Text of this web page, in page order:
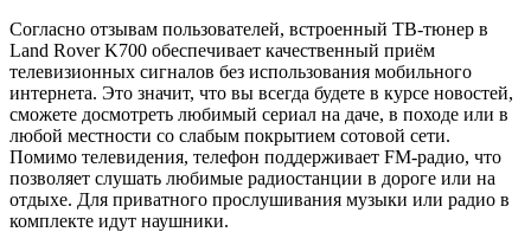
Согласно отзывам пользователей, встроенный ТВ-тюнер в
Land Rover K700 обеспечивает качественный приём
телевизионных сигналов без использования мобильного
интернета. Это значит, что вы всегда будете в курсе новостей,
сможете досмотреть любимый сериал на даче, в походе или в
любой местности со слабым покрытием сотовой сети.
Помимо телевидения, телефон поддерживает FM-радио, что
позволяет слушать любимые радиостанции в дороге или на
отдыхе. Для приватного прослушивания музыки или радио в
комплекте идут наушники.